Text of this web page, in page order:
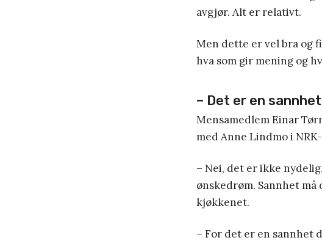
avgjør. Alt er relativt.
Men dette er vel bra og
hva som gir mening og
– Det er en
Mensamedlem Einar
med Anne Lindmo i
– Nei, det er ikke
ønskedrøm. Sannhet
kjøkkenet.
– For det er en sannhet